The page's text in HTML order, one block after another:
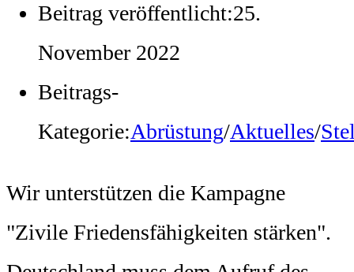
Beitrag veröffentlicht:25.
November 2022
Beitrags-
Kategorie:Abrüstung/Aktuelles/
Wir unterstützen die Kampagne
"Zivile Friedensfähigkeiten stärken".